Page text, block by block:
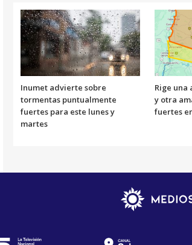
Inumet advierte sobre
tormentas puntualmente
fuertes para este lunes y
martes
Rige
y otra
fuertes